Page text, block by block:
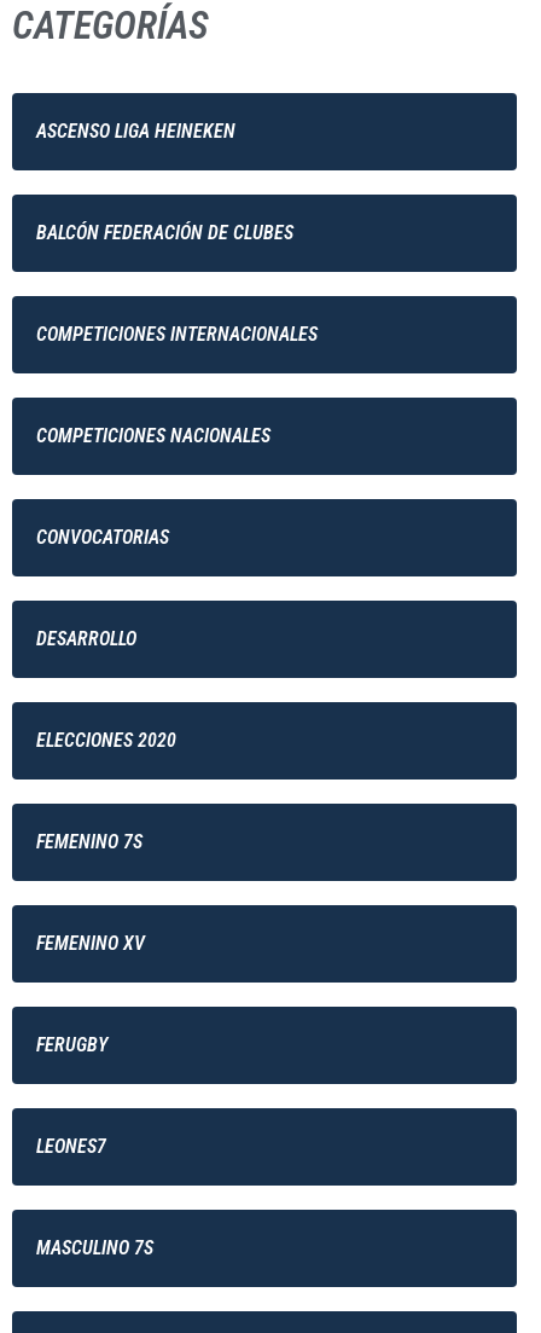
CATEGORÍAS
ASCENSO LIGA HEINEKEN
BALCÓN FEDERACIÓN DE CLUBES
COMPETICIONES INTERNACIONALES
COMPETICIONES NACIONALES
CONVOCATORIAS
DESARROLLO
ELECCIONES 2020
FEMENINO 7S
FEMENINO XV
FERUGBY
LEONES7
MASCULINO 7S